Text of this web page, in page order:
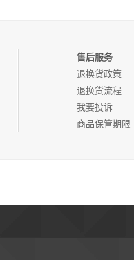
售后服务
退换货政策
退换货流程
我要投诉
商品保管期限